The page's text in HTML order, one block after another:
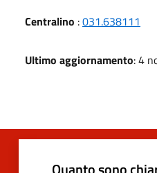
Centralino :031.638111
Ultimo aggiornamento: 4